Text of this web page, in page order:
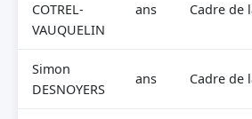
COTREL-
VAUQUELIN
ans Cadre de
Simon
DESNOYERS
ans Cadre de